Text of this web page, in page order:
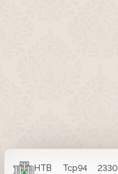
НТВ Тср94
2330